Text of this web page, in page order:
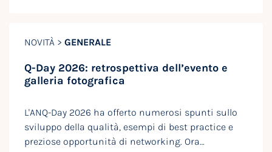
NOVITÀ > GENERALE
Q-Day 2026: retrospettiva dell’evento e
galleria fotografica
L'ANQ-Day 2026 ha offerto numerosi spunti sullo
sviluppo della qualità, esempi di best practice e
preziose opportunità di networking. Ora…